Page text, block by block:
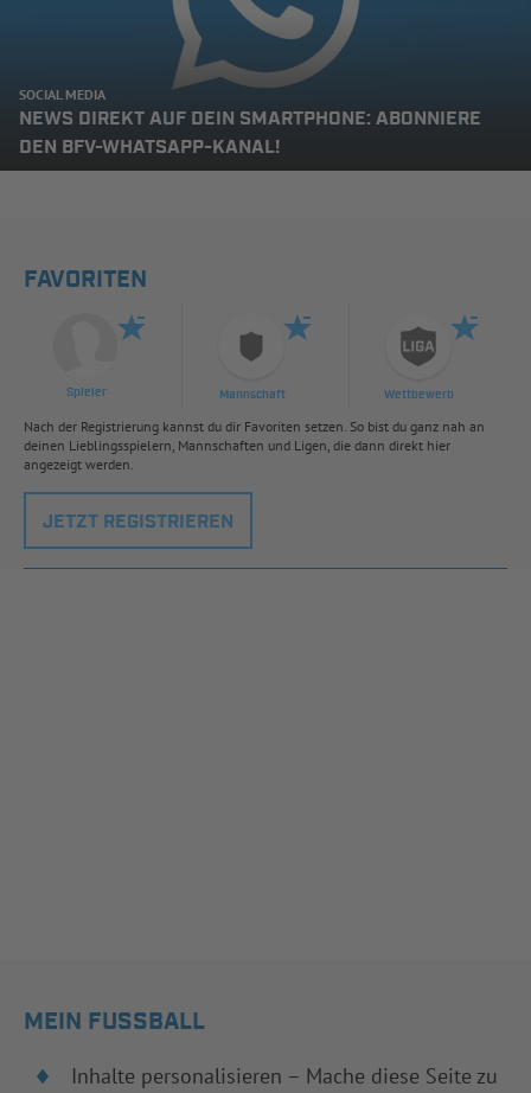
SOCIAL MEDIA
NEWS DIREKT AUF DEIN SMARTPHONE: ABONNIERE
DEN BFV-WHATSAPP-KANAL!
FAVORITEN
Spieler Mannschaft Wettbewerb
Nach der Registrierung kannst du dir Favoriten setzen. So bist du ganz nah an
deinen Lieblingsspielern, Mannschaften und Ligen, die dann direkt hier
angezeigt werden.
JETZT REGISTRIEREN
MEIN FUSSBALL
Inhalte personalisieren – Mache diese Seite zu